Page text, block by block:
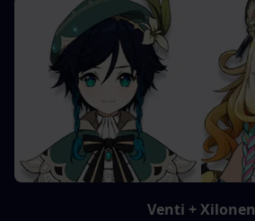
Venti + Xilonen